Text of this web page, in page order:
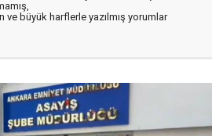
ve büyük harflerle yazılmış yorumlar